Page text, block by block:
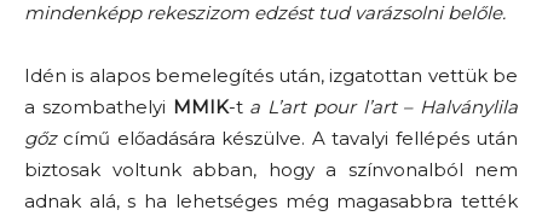
mindenképp rekeszizom edzést tud varázsolni belőle.
Idén is alapos bemelegítés után, izgatottan vettük be
a szombathelyi MMIK-t a L’art pour l’art – Halványlila
gőzcímű előadására készülve. A tavalyi fellépés után
biztosak voltunk abban, hogy a színvonalból nem
adnak alá, s ha lehetséges még magasabbra tették